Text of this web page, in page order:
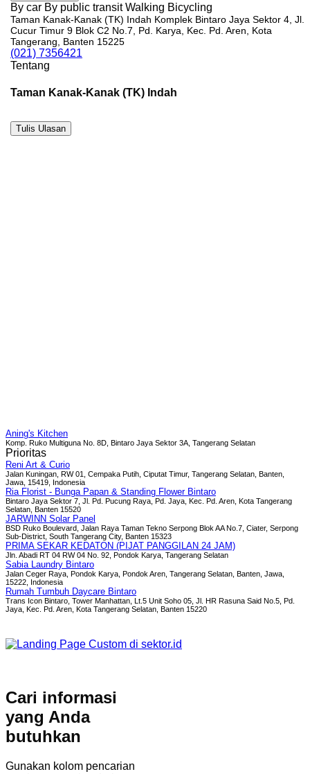
By car By public transit Walking Bicycling
Taman Kanak-Kanak (TK) Indah Komplek Bintaro Jaya Sektor 4, Jl.
Cucur Timur 9 Blok C2 No.7, Pd. Karya, Kec. Pd. Aren, Kota
Tangerang, Banten 15225
(021) 7356421
Tentang
Taman Kanak-Kanak (TK) Indah
Tulis Ulasan
Aning's Kitchen
Komp. Ruko Multiguna No. 8D, Bintaro Jaya Sektor 3A, Tangerang Selatan
Prioritas
Reni Art & Curio
Jalan Kuningan, RW 01, Cempaka Putih, Ciputat Timur, Tangerang Selatan, Banten,
Jawa, 15419, Indonesia
Ria Florist - Bunga Papan & Standing Flower Bintaro
Bintaro Jaya Sektor 7, Jl. Pd. Pucung Raya, Pd. Jaya, Kec. Pd. Aren, Kota Tangerang
Selatan, Banten 15520
JARWINN Solar Panel
BSD Ruko Boulevard, Jalan Raya Taman Tekno Serpong Blok AA No.7, Ciater, Serpong
Sub-District, South Tangerang City, Banten 15323
PRIMA SEKAR KEDATON (PIJAT PANGGILAN 24 JAM)
Jln. Abadi RT 04 RW 04 No. 92, Pondok Karya, Tangerang Selatan
Sabia Laundry Bintaro
Jalan Ceger Raya, Pondok Karya, Pondok Aren, Tangerang Selatan, Banten, Jawa,
15222, Indonesia
Rumah Tumbuh Daycare Bintaro
Trans Icon Bintaro, Tower Manhattan, Lt.5 Unit Soho 05, Jl. HR Rasuna Said No.5, Pd.
Jaya, Kec. Pd. Aren, Kota Tangerang Selatan, Banten 15220
Cari informasi
yang Anda
butuhkan
Gunakan kolom pencarian